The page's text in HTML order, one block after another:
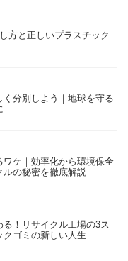
方と正しいプラスチック
分別しよう｜地球を守る
ケ｜効率化から環境保全
ルの秘密を徹底解説
！リサイクル工場の3ス
ゴミの新しい人生